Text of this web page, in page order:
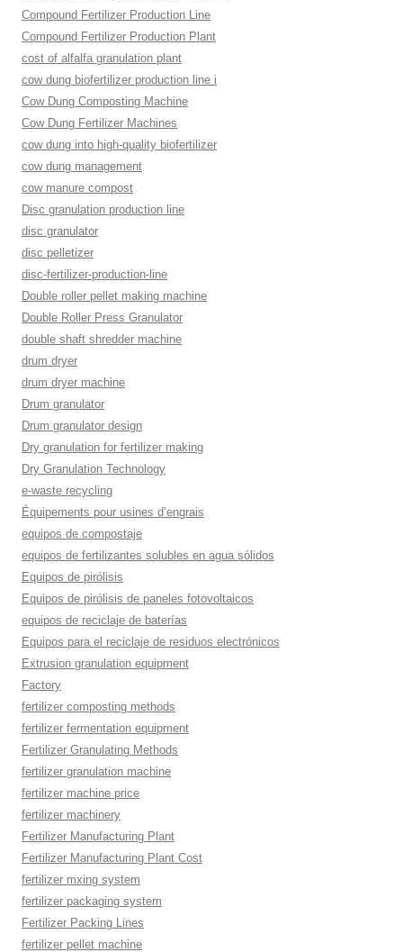
Compound Fertilizer Production Line
Compound Fertilizer Production Plant
cost of alfalfa granulation plant
cow dung biofertilizer production line i
Cow Dung Composting Machine
Cow Dung Fertilizer Machines
cow dung into high-quality biofertilizer
cow dung management
cow manure compost
Disc granulation production line
disc granulator
disc pelletizer
disc-fertilizer-production-line
Double roller pellet making machine
Double Roller Press Granulator
double shaft shredder machine
drum dryer
drum dryer machine
Drum granulator
Drum granulator design
Dry granulation for fertilizer making
Dry Granulation Technology
e-waste recycling
Équipements pour usines d’engrais
equipos de compostaje
equipos de fertilizantes solubles en agua sólidos
Equipos de pirólisis
Equipos de pirólisis de paneles fotovoltaicos
equipos de reciclaje de baterías
Equipos para el reciclaje de residuos electrónicos
Extrusion granulation equipment
Factory
fertilizer composting methods
fertilizer fermentation equipment
Fertilizer Granulating Methods
fertilizer granulation machine
fertilizer machine price
fertilizer machinery
Fertilizer Manufacturing Plant
Fertilizer Manufacturing Plant Cost
fertilizer mxing system
fertilizer packaging system
Fertilizer Packing Lines
fertilizer pellet machine